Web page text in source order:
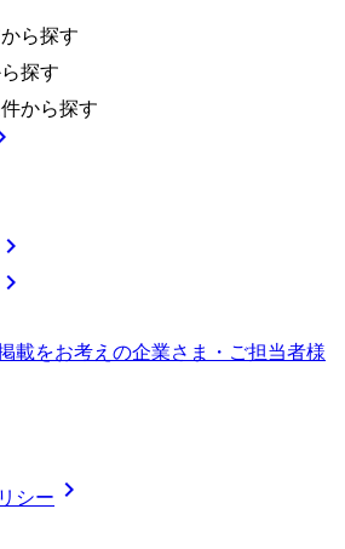
から探す
探す
から探す


載をお考えの企業さま・ご担当者様
シー 